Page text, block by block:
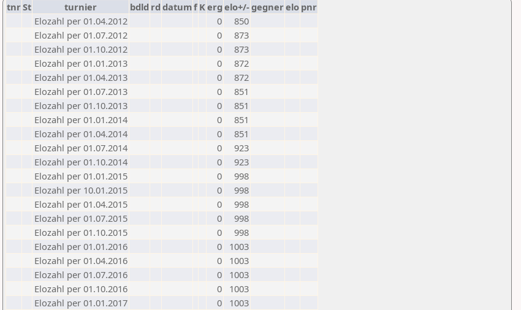
tnrSt turnier bdld rd datumf Kerg elo+/-gegnerelo pnr
Elozahl per 01.04.2012
0
850
Elozahl per 01.07.2012
0
873
Elozahl per 01.10.2012
0
873
Elozahl per 01.01.2013
0
872
Elozahl per 01.04.2013
0
872
Elozahl per 01.07.2013
0
851
Elozahl per 01.10.2013
0
851
Elozahl per 01.01.2014
0
851
Elozahl per 01.04.2014
0
851
Elozahl per 01.07.2014
0
923
Elozahl per 01.10.2014
0
923
Elozahl per 01.01.2015
0
998
Elozahl per 10.01.2015
0
998
Elozahl per 01.04.2015
0
998
Elozahl per 01.07.2015
0
998
Elozahl per 01.10.2015
0
998
Elozahl per 01.01.2016
0
1003
Elozahl per 01.04.2016
0
1003
Elozahl per 01.07.2016
0
1003
Elozahl per 01.10.2016
0
1003
Elozahl per 01.01.2017
0
1003